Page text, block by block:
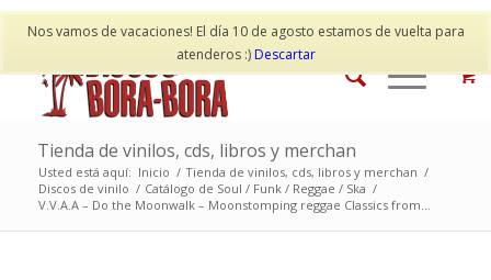
Nos vamos de vacaciones! El día 10 de agosto estamos de vuelta para
atenderos :)Descartar
Mi cuenta Contacto
Tienda de vinilos, cds, libros y merchan
Usted está aquí: Inicio / Tienda de vinilos, cds, libros y merchan /
Discos de vinilo / Catálogo de Soul / Funk / Reggae / Ska /
V.V.A.A – Do the Moonwalk – Moonstomping reggae Classics from...